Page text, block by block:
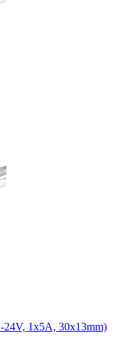
1x5A, 30x13mm)